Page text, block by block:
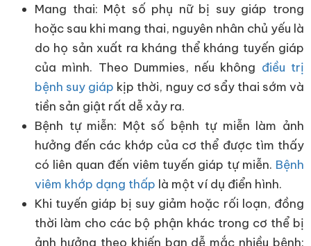
Mang thai: Một số phụ nữ bị suy giáp trong
hoặc sau khi mang thai, nguyên nhân chủ yếu là
do họ sản xuất ra kháng thể kháng tuyến giáp
của mình. Theo Dummies, nếu không điều trị
bệnh suy giáp kịp thời, nguy cơ sẩy thai sớm và
tiền sản giật rất dễ xảy ra.
Bệnh tự miễn: Một số bệnh tự miễn làm ảnh
hưởng đến các khớp của cơ thể được tìm thấy
có liên quan đến viêm tuyến giáp tự miễn. Bệnh
viêm khớp dạng thấp là một ví dụ điển hình.
Khi tuyến giáp bị suy giảm hoặc rối loạn, đồng
thời làm cho các bộ phận khác trong cơ thể bị
ảnh hưởng theo khiến bạn dễ mắc nhiều bệnh: